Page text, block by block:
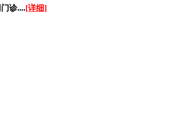
诊....[详细]